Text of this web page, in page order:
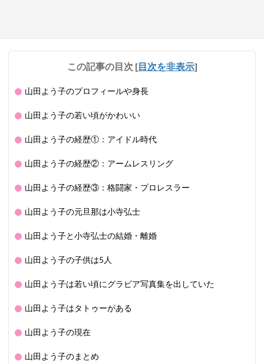
この記事の目次 [目次を非表示]
山田よう子のプロフィールや身長
山田よう子の若い頃がかわいい
山田よう子の経歴①：アイドル時代
山田よう子の経歴②：アームレスリング
山田よう子の経歴③：格闘家・プロレスラー
山田よう子の元旦那は小寺弘士
山田よう子と小寺弘士の結婚・離婚
山田よう子の子供は5人
山田よう子は若い頃にグラビア写真集を出していた
山田よう子はタトゥーがある
山田よう子の現在
山田よう子のまとめ